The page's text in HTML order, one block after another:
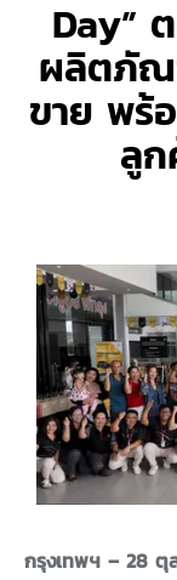
Day”
ผลิตภัณ
ขาย พร้
ลูก
กรุงเทพฯ – 28 ตุ